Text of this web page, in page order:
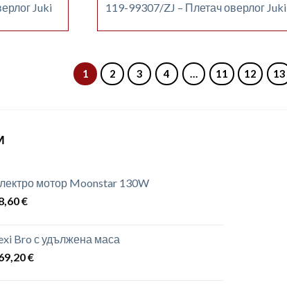
Juki
119-99307/ZJ – Плетач оверлог Juki
1 2 3 4 11 12 13
мотор Moonstar 130W
€
Bro с удължена маса
€